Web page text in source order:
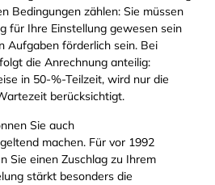
Bedingungen zählen: Sie müssen
für Ihre Einstellung gewesen sein
Aufgaben förderlich sein. Bei
die Anrechnung anteilig:
in 50-%-Teilzeit, wird nur die
berücksichtigt.
Sie auch
machen. Für vor 1992
Sie einen Zuschlag zu Ihrem
stärkt besonders die